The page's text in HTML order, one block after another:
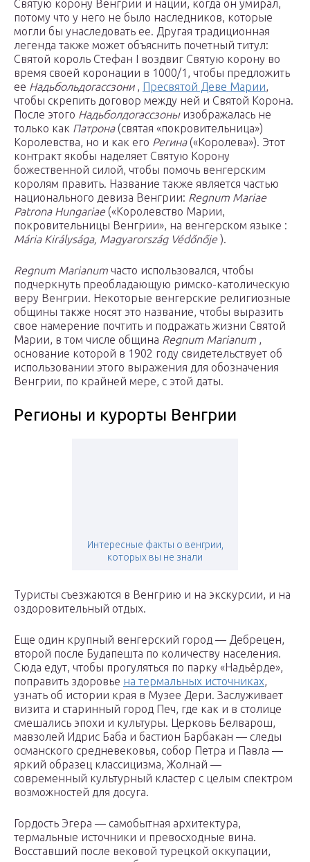
Святую корону Венгрии и нации, когда он умирал,
потому что у него не было наследников, которые
могли бы унаследовать ее. Другая традиционная
легенда также может объяснить почетный титул:
Святой король Стефан I воздвиг Святую корону во
время своей коронации в 1000/1, чтобы предложить
ее Надьбольдогассзони, Пресвятой Деве Марии,
чтобы скрепить договор между ней и Святой Корона.
После этого Надьболдогассзоныизображалась не
только как Патрона(святая «покровительница»)
Королевства, но и как его Регина(«Королева»). Этот
контракт якобы наделяет Святую Корону
божественной силой, чтобы помочь венгерским
королям править. Название также является частью
национального девиза Венгрии: Regnum Mariae
Patrona Hungariae(«Королевство Марии,
покровительницы Венгрии», на венгерском языке :
Mária Királysága, Magyarország Védőnője).
Regnum Marianum часто использовался, чтобы
подчеркнуть преобладающую римско-католическую
веру Венгрии. Некоторые венгерские религиозные
общины также носят это название, чтобы выразить
свое намерение почтить и подражать жизни Святой
Марии, в том числе община Regnum Marianum ,
основание которой в 1902 году свидетельствует об
использовании этого выражения для обозначения
Венгрии, по крайней мере, с этой даты.
Регионы и курорты Венгрии
Интересные факты о венгрии,
которых вы не знали
Туристы съезжаются в Венгрию и на экскурсии, и на
оздоровительный отдых.
Еще один крупный венгерский город — Дебрецен,
второй после Будапешта по количеству населения.
Сюда едут, чтобы прогуляться по парку «Надьёрде»,
поправить здоровье на термальных источниках,
узнать об истории края в Музее Дери. Заслуживает
визита и старинный город Печ, где как и в столице
смешались эпохи и культуры. Церковь Белварош,
мавзолей Идрис Баба и бастион Барбакан — следы
османского средневековья, собор Петра и Павла —
яркий образец классицизма, Жолнай —
современный культурный кластер с целым спектром
возможностей для досуга.
Гордость Эгера — самобытная архитектура,
термальные источники и превосходные вина.
Восставший после вековой турецкой оккупации,